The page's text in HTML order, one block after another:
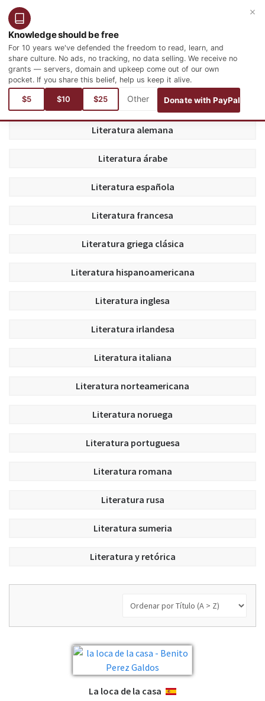
Español
Knowledge should be free
For 10 years we've defended the freedom to read, learn, and
share culture. No ads, no tracking, no data selling. We receive no
grants — servers, domain and upkeep come out of our own
pocket. If you share this belief, help us keep it alive.
$5 $10 $25 Donate with PayPal
×
Está aquí:Libros
Literatura alemana
Literatura árabe
Literatura española
Literatura francesa
Literatura griega clásica
Literatura hispanoamericana
Literatura inglesa
Literatura irlandesa
Literatura italiana
Literatura norteamericana
Literatura noruega
Literatura portuguesa
Literatura romana
Literatura rusa
Literatura sumeria
Literatura y retórica
La loca de la casa ESPAÑOL